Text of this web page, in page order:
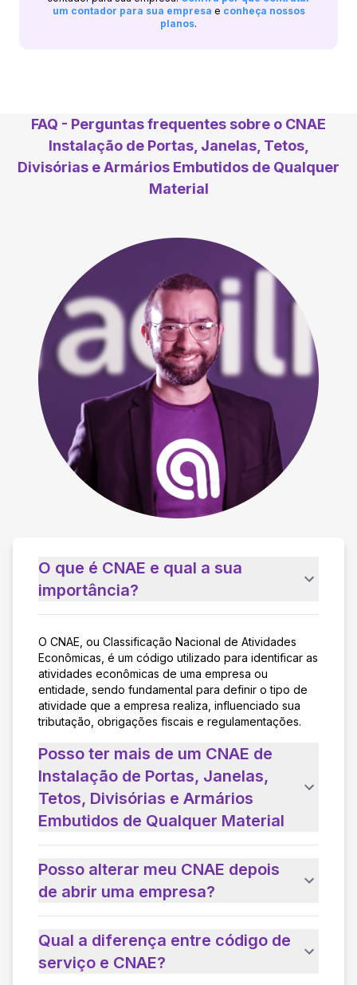
um contador para sua empresa e conheça nossos
planos.
FAQ - Perguntas frequentes sobre o CNAE
Instalação de Portas, Janelas, Tetos,
Divisórias e Armários Embutidos de Qualquer
Material
O que é CNAE e qual a sua
importância?
O CNAE, ou Classificação Nacional de Atividades
Econômicas, é um código utilizado para identificar as
atividades econômicas de uma empresa ou
entidade, sendo fundamental para definir o tipo de
atividade que a empresa realiza, influenciado sua
tributação, obrigações fiscais e regulamentações.
Posso ter mais de um CNAE de
Instalação de Portas, Janelas,
Tetos, Divisórias e Armários
Embutidos de Qualquer Material
Posso alterar meu CNAE depois
de abrir uma empresa?
Qual a diferença entre código de
serviço e CNAE?